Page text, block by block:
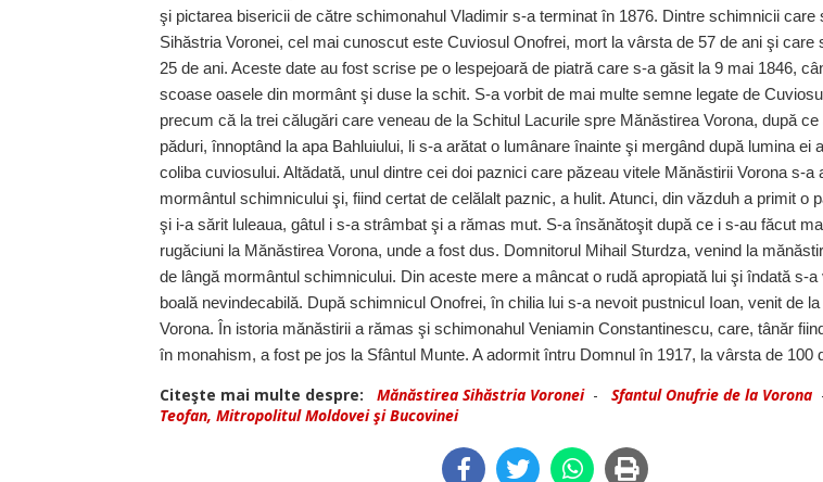
şi pictarea bisericii de către schimonahul Vladimir s-a terminat în 1876. Dintre schimnicii care
Sihăstria Voronei, cel mai cunoscut este Cuviosul Onofrei, mort la vârsta de 57 de ani şi care
25 de ani. Aceste date au fost scrise pe o lespejoară de piatră care s-a găsit la 9 mai 1846,
scoase oasele din mormânt şi duse la schit. S-a vorbit de mai multe semne legate de
precum că la trei călugări care veneau de la Schitul Lacurile spre Mănăstirea Vorona, după
păduri, înnoptând la apa Bahluiului, li s-a arătat o lumânare înainte şi mergând după lumina ei
coliba cuviosului. Altădată, unul dintre cei doi paznici care păzeau vitele Mănăstirii Vorona s-a
mormântul schimnicului şi, fiind certat de celălalt paznic, a hulit. Atunci, din văzduh a primit o
şi i-a sărit luleaua, gâtul i s-a strâmbat şi a rămas mut. S-a însănătoşit după ce i s-au făcut
rugăciuni la Mănăstirea Vorona, unde a fost dus. Domnitorul Mihail Sturdza, venind la
de lângă mormântul schimnicului. Din aceste mere a mâncat o rudă apropiată lui şi îndată s-a
boală nevindecabilă. După schimnicul Onofrei, în chilia lui s-a nevoit pustnicul Ioan, venit de
Vorona. În istoria mănăstirii a rămas şi schimonahul Veniamin Constantinescu, care, tânăr
în monahism, a fost pe jos la Sfântul Munte. A adormit întru Domnul în 1917, la vârsta de 100
Citeşte mai multe despre: Mănăstirea Sihăstria Voronei- Sfantul Onufrie de la Vorona
Teofan, Mitropolitul Moldovei şi Bucovinei